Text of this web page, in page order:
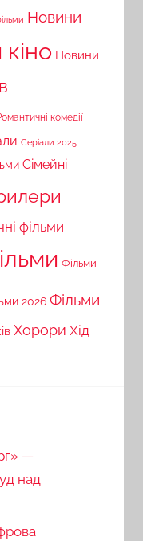
Новини
Новини
комедії
Серіали 2025
Сімейні
фільми
Фільми
2026 Фільми
Хорори Хід
—
над